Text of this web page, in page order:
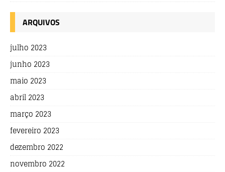
ARQUIVOS
julho 2023
junho 2023
maio 2023
abril 2023
março 2023
fevereiro 2023
dezembro 2022
novembro 2022